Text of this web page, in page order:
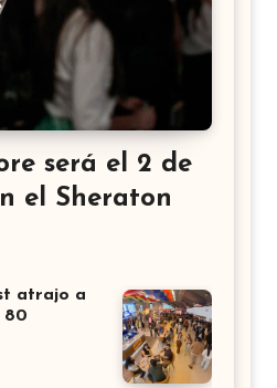
será el 2 de
el Sheraton
atrajo a
80